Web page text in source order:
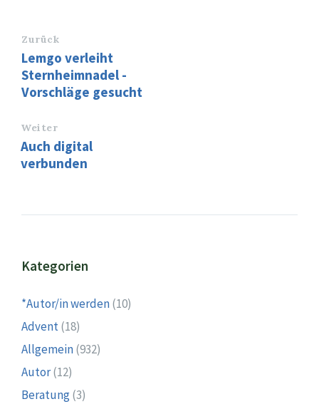
Zurück
Lemgo verleiht
Sternheimnadel -
Vorschläge gesucht
Weiter
Auch digital
verbunden
Kategorien
*Autor/in werden(10)
Advent(18)
Allgemein(932)
Autor(12)
Beratung(3)